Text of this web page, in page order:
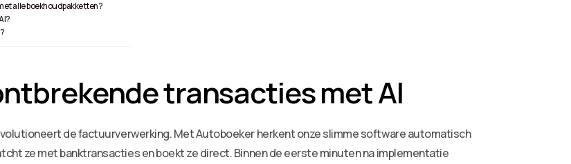
alle boekhoudpakketten?
transacties met AI
de factuurverwerking. Met Autoboeker herkent onze slimme software automatisch
ze met banktransacties en boekt ze direct. Binnen de eerste minuten na implementatie